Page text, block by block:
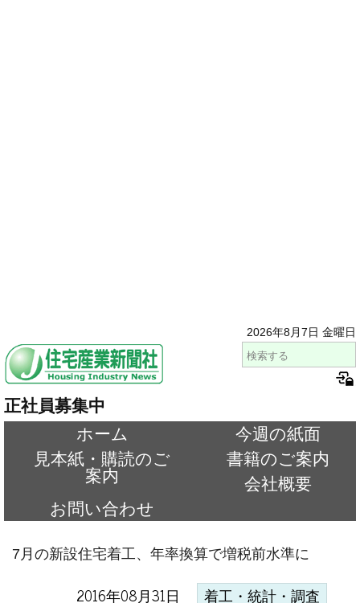
2026年8月7日 金曜日
正社員募集中
ホーム
今週の紙面
見本紙・購読のご
案内
書籍のご案内
会社概要
お問い合わせ
7月の新設住宅着工、年率換算で増税前水準に
2016年08月31日 着工・統計・調査